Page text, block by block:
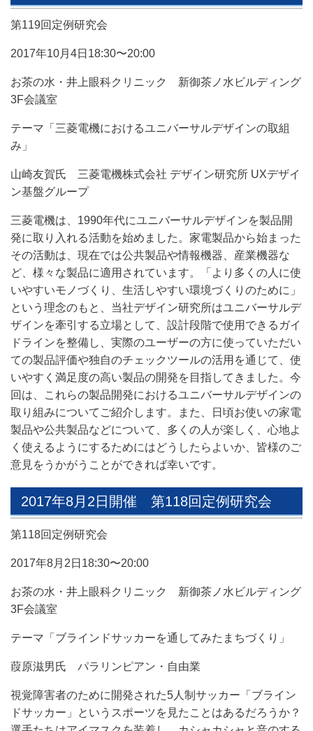
第119回定例研究会
2017年10月4日18:30〜20:00
お茶の水・井上眼科クリニック 新御茶ノ水ビルディング
3F会議室
テーマ「三菱電機におけるユニバーサルデザインの取組
み」
山崎友賀氏 三菱電機株式会社 デザイン研究所 UXデザイ
ン基盤グループ
三菱電機は、1990年代にユニバーサルデザインを製品開
発に取り入れる活動を始めました。家電製品から始まった
その活動は、現在では公共製品や情報機器、産業機器な
ど、様々な製品に適用されています。「より多くの人に使
いやすいモノづくり、生活しやすい環境づくりのために」
という理念のもと、当社デザイン研究所はユニバーサルデ
ザインを牽引する立場として、設計段階で使用できるガイ
ドラインを整備し、実際のユーザーの方に使っていただい
ての製品評価や独自のチェックツールの活用を通じて、使
いやすく満足度の高い製品の開発を目指してきました。今
回は、これらの製品開発におけるユニバーサルデザインの
取り組みについてご紹介します。また、日頃お使いの家電
製品や公共製品などについて、多くの人が楽しく、心地よ
く使えるようにするためにはどうしたらよいか、皆様のご
意見をうかがうことができれば幸いです。
2017年8月2日開催 第118回定例研究会
第118回定例研究会
2017年8月2日18:30〜20:00
お茶の水・井上眼科クリニック 新御茶ノ水ビルディング
3F会議室
テーマ「ブラインドサッカーを通してみたまちづくり」
葭原滋男氏 パラリンピアン・自由業
視覚障害者のために開発された5人制サッカー「ブライン
ドサッカー」というスポーツを見たことはあるだろうか？